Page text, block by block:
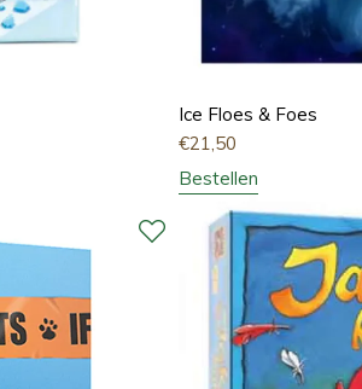
Ice Floes & Foes
€21,50
Bestellen